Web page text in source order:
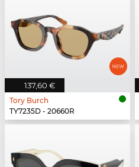
137,60 €
Tory Burch
TY7235D - 20660R